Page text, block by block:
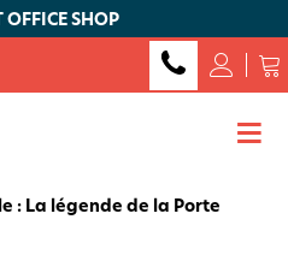
OFFICE SHOP
: La légende de la Porte